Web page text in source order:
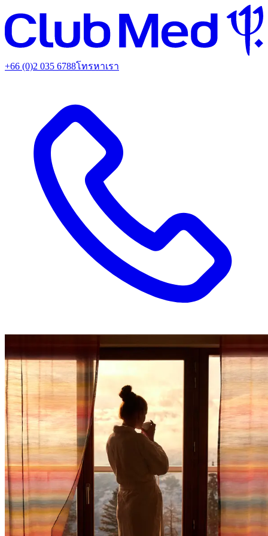
+66 (0)2 035 6788โทรหาเรา